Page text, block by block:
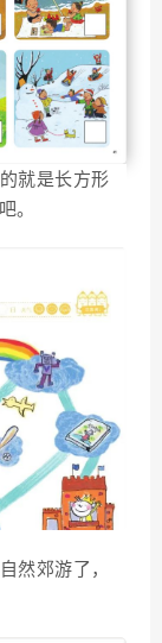
就是长方形
。
然郊游了，